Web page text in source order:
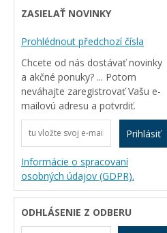
ZASIELAŤ NOVINKY
Prohlédnout předchozí čísla
Chcete od nás dostávať novinky
a akčné ponuky? ... Potom
neváhajte zaregistrovať Vašu e-
mailovú adresu a potvrdiť.
Prihlásiť
Informácie o spracovaní
osobných údajov (GDPR).
ODHLÁSENIE Z ODBERU